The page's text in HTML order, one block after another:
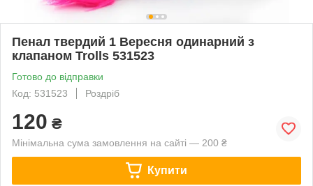
Пенал твердий 1 Вересня одинарний з
клапаном Trolls 531523
Готово до відправки
Код: 531523
Роздріб
120 ₴
Мінімальна сума замовлення на сайті — 200 ₴
Купити